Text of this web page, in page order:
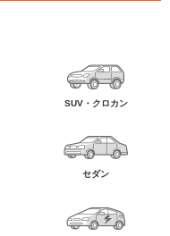
SUV・クロカン
セダン